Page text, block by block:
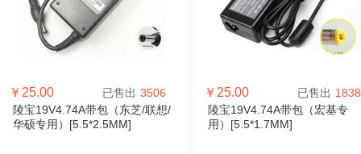
￥25.00 已售出 3506
陵宝19V4.74A带包（东芝/联想/
华硕专用）[5.5*2.5MM]
￥25.00 已售出 1838
陵宝19V4.74A带包（宏基专
用）[5.5*1.7MM]